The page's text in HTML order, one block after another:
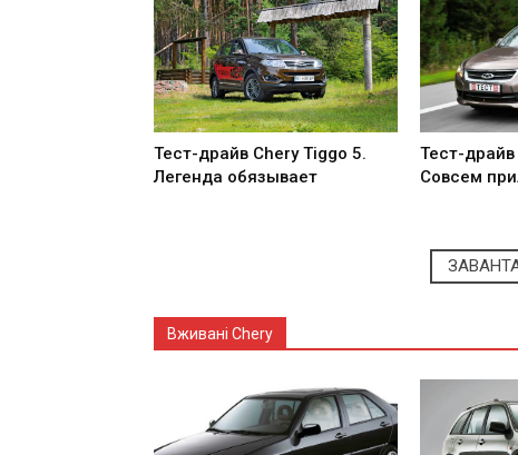
Тест-драйв Chery Tiggo 5.
Легенда обязывает
Тест-
Совсем
Вживані Chery